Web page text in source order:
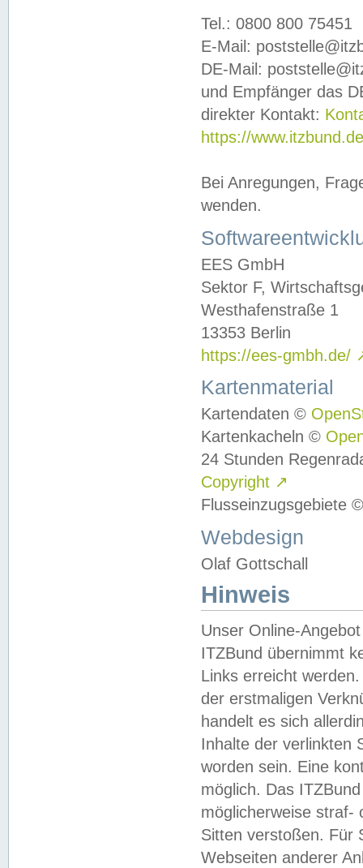
Tel.: 0800 800 75451
E-Mail:
DE-Mail:
und Empfänger das
direkter Kontakt:
https://
Bei Anregungen,
wenden.
EES GmbH
Sektor F,
Westhafenstraße 1
13353 Berlin
https://ees-gmbh.de/
Kartenmaterial
Kartendaten ©
Kartenkacheln ©
24 Stunden
Copyright ↗
Flusseinzugsgebiete
Webdesign
Olaf Gottschall
Hinweis
Unser Online-
ITZBund übernimmt
Links erreicht
der erstmaligen
handelt es sich
Inhalte der verlinkten
worden sein. Eine
möglich. Das
möglicherweise straf-
Sitten verstoßen. Für
Webseiten anderer